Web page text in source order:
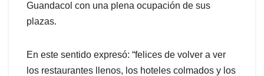
Guandacol con una plena ocupación de sus
plazas.
En este sentido expresó: “felices de volver a ver
los restaurantes llenos, los hoteles colmados y los